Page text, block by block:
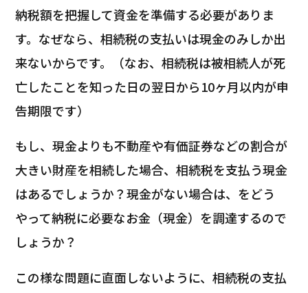
納税額を把握して資金を準備する必要がありま
す。なぜなら、相続税の支払いは現金のみしか出
来ないからです。（なお、相続税は被相続人が死
亡したことを知った日の翌日から10ヶ月以内が申
告期限です）
もし、現金よりも不動産や有価証券などの割合が
大きい財産を相続した場合、相続税を支払う現金
はあるでしょうか？現金がない場合は、をどう
やって納税に必要なお金（現金）を調達するので
しょうか？
この様な問題に直面しないように、相続税の支払